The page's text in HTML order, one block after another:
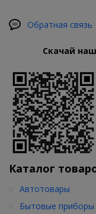
Обратная связь
Скачай
Каталог
Автотовары
Бытовые приборы